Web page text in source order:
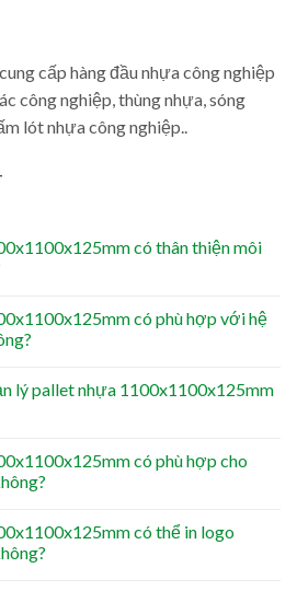
cấp hàng đầu nhựa công nghiệp
công nghiệp, thùng nhựa, sóng
lót nhựa công nghiệp..
có thân thiện môi
có phù hợp với hệ
lý pallet nhựa 1100x1100x125mm
có phù hợp cho
có thể in logo